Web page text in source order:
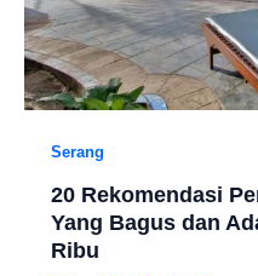
Serang
20 Rekomendasi
Yang Bagus dan
Ribu